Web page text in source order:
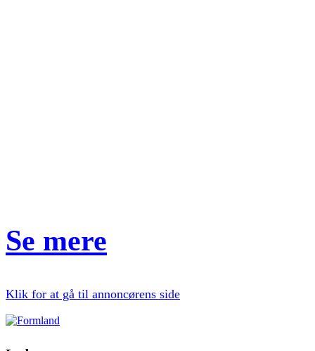
Se mere
Klik for at gå til annoncørens side